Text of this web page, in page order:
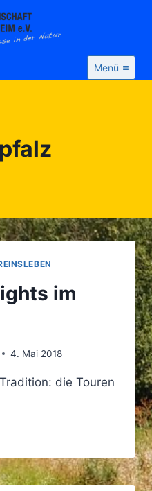
Menü
im
4. Mai 2018
die Touren